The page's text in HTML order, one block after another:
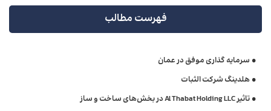
فهرست مطالب
سرمایه گذاری موفق در عمان
هلدینگ شرکت الثبات
تاثیر Al Thabat Holding LLC در بخش‌های ساخت و ساز